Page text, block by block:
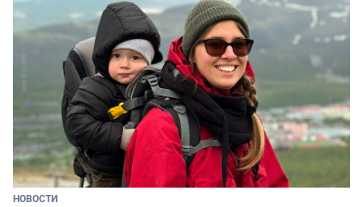
НОВОСТИ